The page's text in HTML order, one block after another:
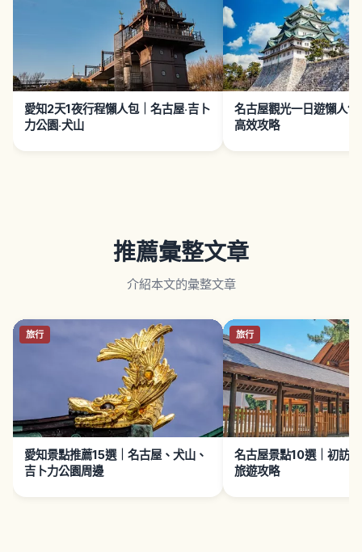
愛知2天1夜行程懶人包｜名古屋‧吉卜
力公園‧犬山
名古屋觀光一日遊懶人包
高效攻略
推薦彙整文章
介紹本文的彙整文章
旅行
愛知景點推薦15選｜名古屋、犬山、
吉卜力公園周邊
旅行
名古屋景點10選｜初訪
旅遊攻略